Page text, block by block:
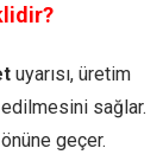
uyarısı, üretim
edilmesini sağlar.
geçer.